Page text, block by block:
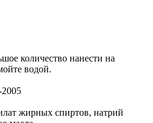
количество нанести на
водой.
жирных спиртов, натрий